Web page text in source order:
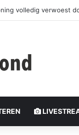
volledig verwoest